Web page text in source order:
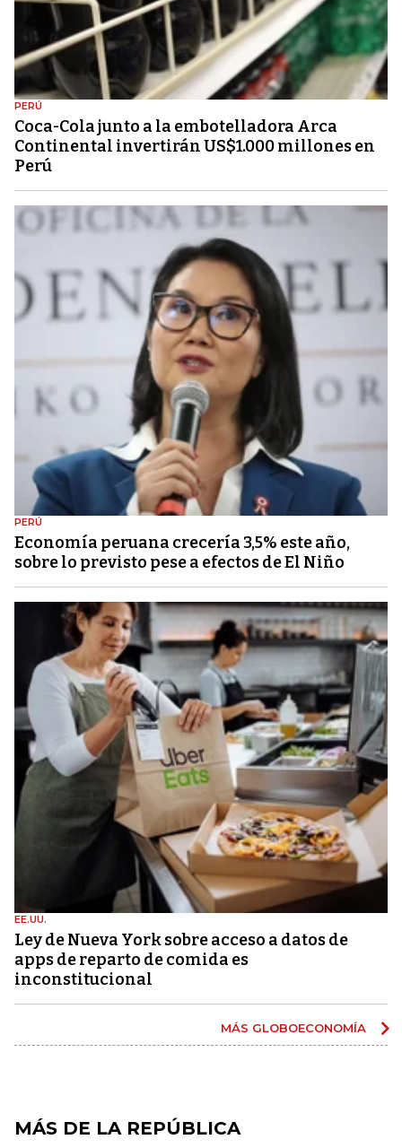
PERÚ
Coca-Cola junto a la embotelladora Arca
Continental invertirán US$1.000 millones en
Perú
PERÚ
Economía peruana crecería 3,5% este año,
sobre lo previsto pese a efectos de El Niño
EE.UU.
Ley de Nueva York sobre acceso a datos de
apps de reparto de comida es
inconstitucional
MÁS GLOBOECONOMÍA
MÁS DE LA REPÚBLICA